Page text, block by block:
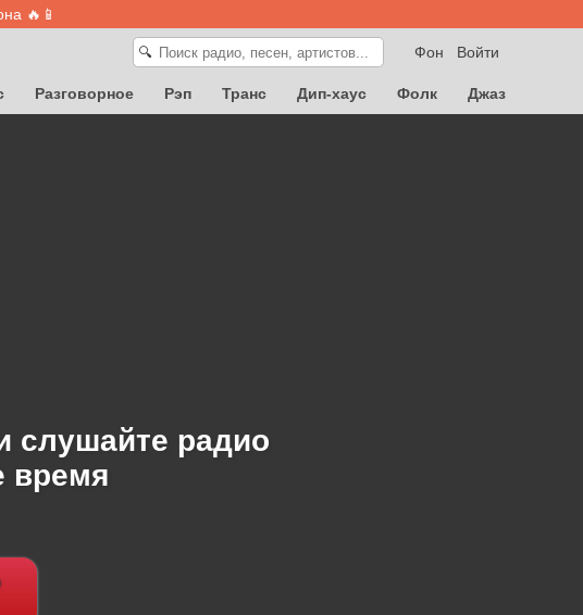
🔥📱
Войти
Фон
🔍
Разговорное Рэп Транс Дип-хаус Фолк
Джаз
слушайте радио
время